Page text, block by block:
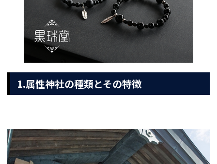
1.属性神社の種類とその特徴